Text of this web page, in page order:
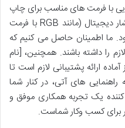
با فرمت های مناسب برای چاپ
(مانند CMYK با رزولوشن بالا) یا انتشار دیجیتال (مانند RGB با فرمت
ما اطمینان حاصل می کنیم که
را داشته باشند. همچنین، [نام
ارائه پشتیبانی لازم است تا
های آتی، در کنار شما
کننده یک تجربه همکاری موفق و
برای کسب وکار شماست.